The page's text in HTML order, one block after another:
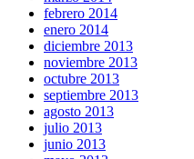
febrero 2014
enero 2014
diciembre 2013
noviembre 2013
octubre 2013
septiembre 2013
agosto 2013
julio 2013
junio 2013